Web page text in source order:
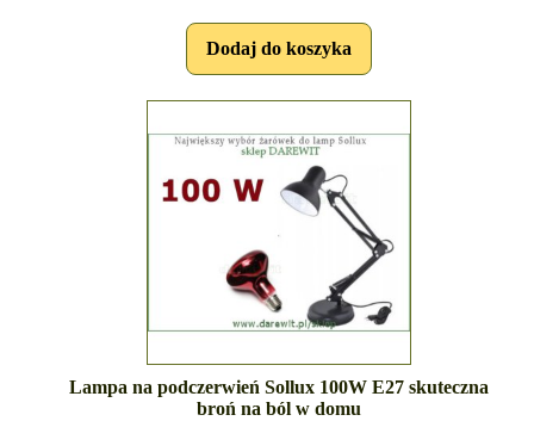
Lampa na podczerwień Sollux 100W E27 skuteczna
broń na ból w domu